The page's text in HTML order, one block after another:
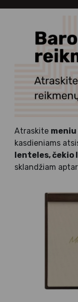
Atraskite
kasdieniams
lenteles, čekio
sklandžiam